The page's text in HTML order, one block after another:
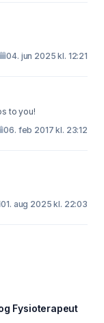
04. jun 2025 kl. 12:21
to you!
06. feb 2017 kl. 23:12
01. aug 2025 kl. 22:03
Fysioterapeut